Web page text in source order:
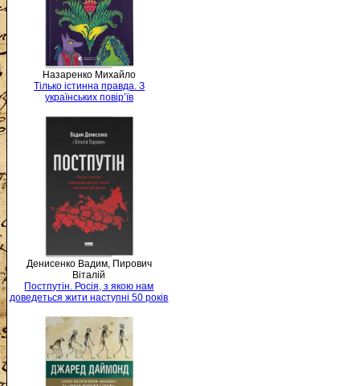
Назаренко Михайло
Тілько істинна правда. З
українських повір’їв
Денисенко Вадим, Пирович
Віталій
Постпутін. Росія, з якою нам
доведеться жити наступні 50 років